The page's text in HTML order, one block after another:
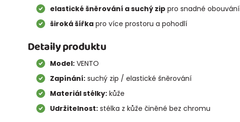
elastické šněrování a suchý zippro snadné obouvání
široká šířkapro více prostoru a pohodlí
Detaily produktu
Model:VENTO
Zapínání:suchý zip / elastické šněrování
Materiál stélky:kůže
Udržitelnost:stélka z kůže činěné bez chromu